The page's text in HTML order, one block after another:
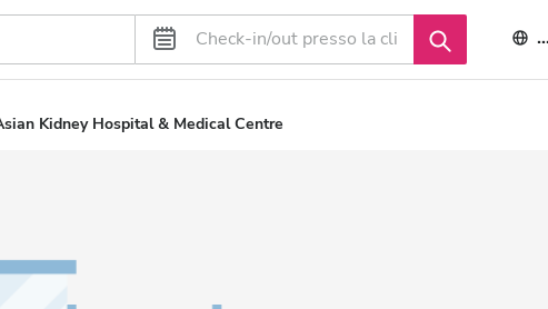
IT
Kidney Hospital & Medical Centre